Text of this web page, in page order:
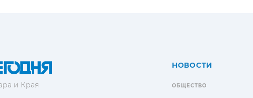
и Края
НОВОСТИ
ОБЩЕСТВО